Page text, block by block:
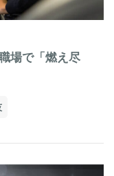
場で「燃え尽